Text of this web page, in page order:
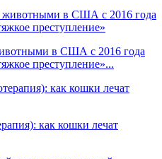
в США с 2016 года
преступление»...
как кошки лечат